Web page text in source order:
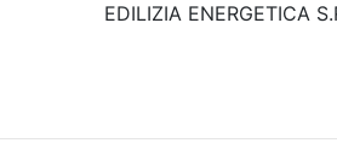
EDILIZIA ENERGETICA